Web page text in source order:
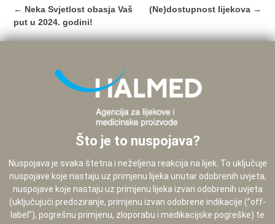
Post
navigation
← Neka Svjetlost obasja Vaš
put u 2024. godini!
(Ne)dostupnost lijekova →
Što je to nuspojava?
Nuspojava je svaka štetna i neželjena reakcija na lijek. To uključuje
nuspojave koje nastaju uz primjenu lijeka unutar odobrenih uvjeta,
nuspojave koje nastaju uz primjenu lijeka izvan odobrenih uvjeta
(uključujući predoziranje, primjenu izvan odobrene indikacije (”off-
label”), pogrešnu primjenu, zloporabu i medikacijske pogreške) te